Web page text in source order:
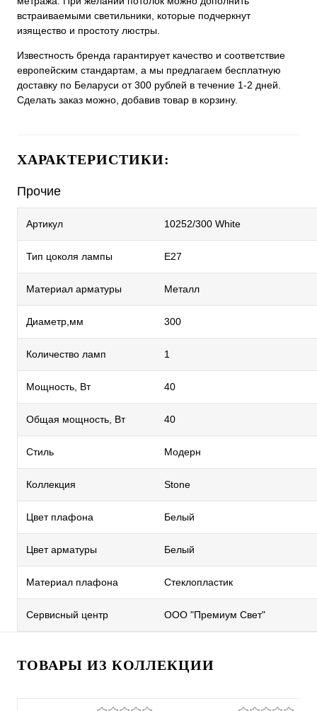
встраиваемыми светильники, которые подчеркнут
изящество и простоту люстры.
Известность бренда гарантирует качество и соответствие
европейским стандартам, а мы предлагаем бесплатную
доставку по Беларуси от 300 рублей в течение 1-2 дней.
Сделать заказ можно, добавив товар в корзину.
ХАРАКТЕРИСТИКИ:
Прочие
Артикул 10252/300 White
Тип цоколя лампы E27
Материал арматуры Металл
Диаметр,мм 300
Количество ламп 1
Мощность, Вт 40
Общая мощность, Вт 40
Стиль Модерн
Коллекция Stone
Цвет плафона Белый
Цвет арматуры Белый
Материал плафона Стеклопластик
Сервисный центр ООО "Премиум Свет"
ТОВАРЫ ИЗ КОЛЛЕКЦИИ